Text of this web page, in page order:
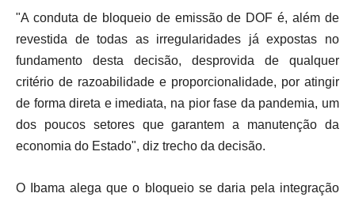
"A conduta de bloqueio de emissão de DOF é, além de
revestida de todas as irregularidades já expostas no
fundamento desta decisão, desprovida de qualquer
critério de razoabilidade e proporcionalidade, por atingir
de forma direta e imediata, na pior fase da pandemia, um
dos poucos setores que garantem a manutenção da
economia do Estado", diz trecho da decisão.
O Ibama alega que o bloqueio se daria pela integração